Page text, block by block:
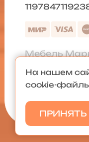
Мебель
Политика
Карта сайта
На нашем
cookie-
ПРИНЯТЬ